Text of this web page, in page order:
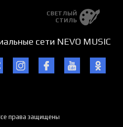
СВЕТЛЫЙ
СТИЛЬ
сети NEVO MUSIC
права защищены